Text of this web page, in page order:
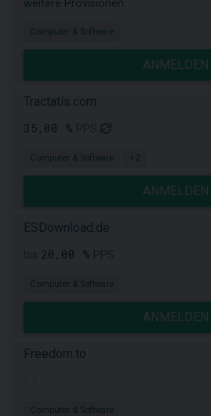
weitere Provisionen
Computer & Software
ANMELDEN
Tractatis.com
35,00 %
Computer & Software +2
ANMELDEN
ESDownload.de
20,00 %
Computer & Software
ANMELDEN
Freedom.to
Computer & Software